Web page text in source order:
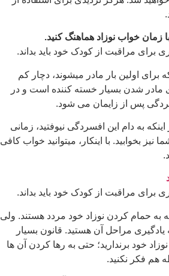
زمان خواب نوزاد هماهنگ کنید.
برای اولین بار مادر میشوند، دچار کم
مادر شدن بسیار خسته کننده است و در
پس از زایمان می شود.
به دام این افسردگی نیوفتید، زمانی
بخوابید. با اینکار، میتوانید خواب کافی
به حمام کردن نوزاد خود مردد هستند. ولی
مراحل آن هستید. قانون بسیار
خود برندارید؛ حتی به رها کردن آن ها
هم فکر نکنید.